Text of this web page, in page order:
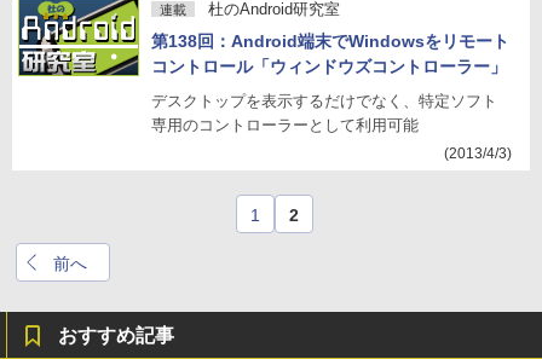
連載 杜のAndroid研究室
第138回：Android端末でWindowsをリモート
コントロール「ウィンドウズコントローラー」
デスクトップを表示するだけでなく、特定ソフト
専用のコントローラーとして利用可能
(2013/4/3)
前へ
1 2
おすすめ記事